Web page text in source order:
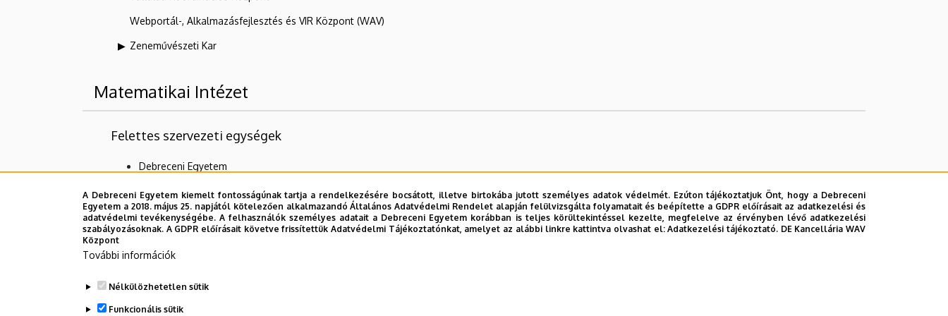
Webportál-, Alkalmazásfejlesztés és VIR Központ (WAV)
Zeneművészeti Kar
Matematikai Intézet
Felettes szervezeti egységek
Debreceni Egyetem
Alárendelt szervezeti egységek
Geometria Tanszék
A Debreceni Egyetem kiemelt fontosságúnak tartja a rendelkezésére bocsátott, illetve birtokába jutott személyes adatok védelmét. Ezúton tájékoztatjuk Önt, hogy a Debreceni
Egyetem a 2018. május 25. napjától kötelezően alkalmazandó Általános Adatvédelmi Rendelet alapján felülvizsgálta folyamatait és beépítette a GDPR előírásait az adatkezelési és
adatvédelmi tevékenységébe. A felhasználók személyes adatait a Debreceni Egyetem korábban is teljes körültekintéssel kezelte, megfelelve az érvényben lévő adatkezelési
szabályozásoknak. A GDPR előírásait követve frissítettük Adatvédelmi Tájékoztatónkat, amelyet az alábbi linkre kattintva olvashat el:Adatkezelési tájékoztató. DE Kancellária WAV
Központ
További információk
Nélkülözhetetlen sütik
Funkcionális sütik